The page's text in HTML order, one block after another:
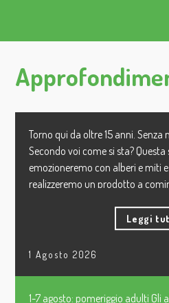
Torno qui da oltre 15 anni.
Secondo voi come si sta?
emozioneremo con alberi e miti
realizzeremo un prodotto a
volta del noce con una crema
poi eucalipto, pino, fico, gelso,
autoproduzione. Prossima
Leggi
1 Agosto 2026
1-7 agosto: pomeriggio adulti Gli